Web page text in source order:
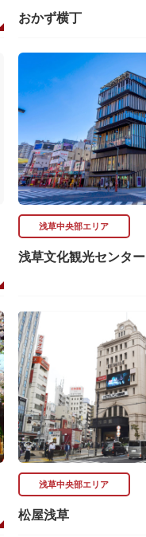
おかず横丁
浅草中央部エリア
浅草文化観光センター
浅草中央部エリア
松屋浅草